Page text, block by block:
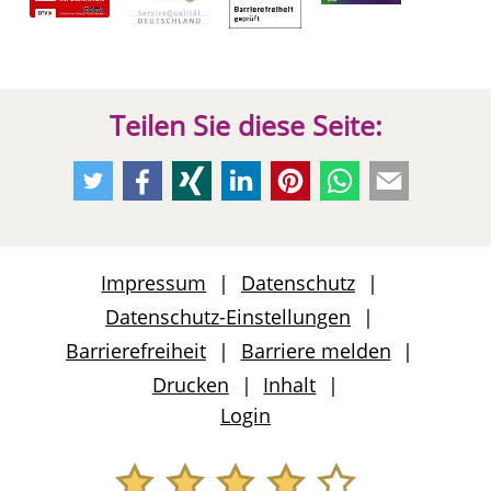
Teilen Sie diese Seite:
Empfehlen
auf
Twitter
Empfehlen
auf
Facebook
Empfehlen
auf
Xing
Empfehlen
auf
LinkedIn
Empfehlen
auf
Pinterest
Per
Per
Impressum
Datenschutz
Datenschutz-Einstellungen
Barrierefreiheit
Barriere melden
Drucken
Inhalt
Login